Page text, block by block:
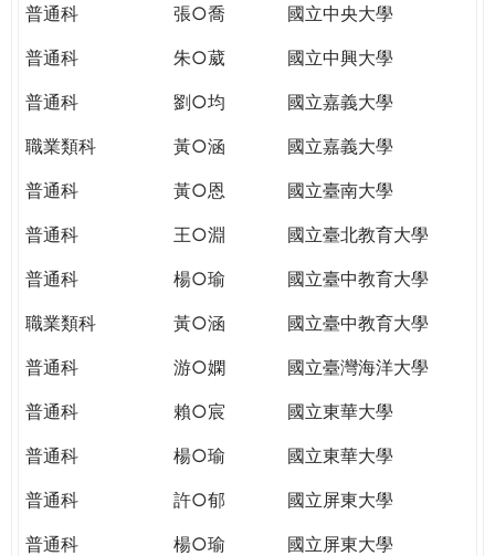
WAGOR
TODAY
THE
WORLD
PUTTING
YOU
ON
THE
GLOBAL
CITIZENSHIP
普通科
張○喬
國立中央大學
普通科
朱○葳
國立中興大學
普通科
劉○均
國立嘉義大學
職業類科
黃○涵
國立嘉義大學
普通科
黃○恩
國立臺南大學
普通科
王○淵
國立臺北教育大學
普通科
楊○瑜
國立臺中教育大學
職業類科
黃○涵
國立臺中教育大學
普通科
游○嫻
國立臺灣海洋大學
普通科
賴○宸
國立東華大學
普通科
楊○瑜
國立東華大學
普通科
許○郁
國立屏東大學
普通科
楊○瑜
國立屏東大學